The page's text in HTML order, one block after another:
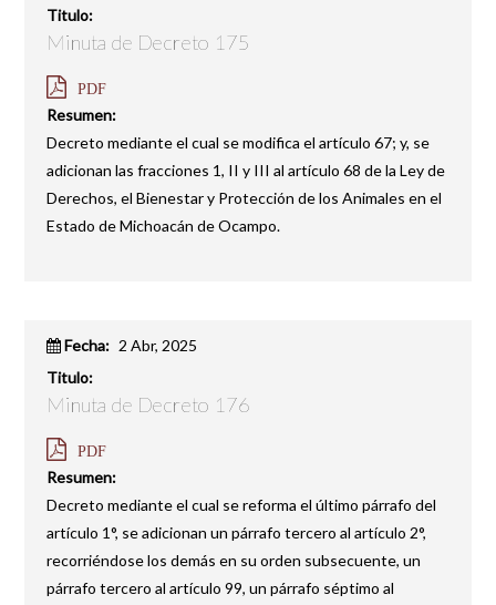
Titulo:
Minuta de Decreto 175
PDF
Resumen:
Decreto mediante el cual se modifica el artículo 67; y, se
adicionan las fracciones 1, II y III al artículo 68 de la Ley de
Derechos, el Bienestar y Protección de los Animales en el
Estado de Michoacán de Ocampo.
Fecha: 2 Abr, 2025
Titulo:
Minuta de Decreto 176
PDF
Resumen:
Decreto mediante el cual se reforma el último párrafo del
artículo 1°, se adicionan un párrafo tercero al artículo 2°,
recorriéndose los demás en su orden subsecuente, un
párrafo tercero al artículo 99, un párrafo séptimo al